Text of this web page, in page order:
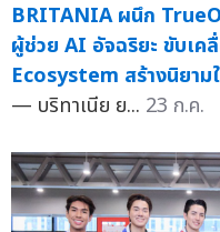
BRITANIA ผนึก
ผู้ช่วย AI อัจฉริยะ ขับเ
Ecosystem สร้างนิยา
— บริทาเนีย ย... 23 ก.ค.